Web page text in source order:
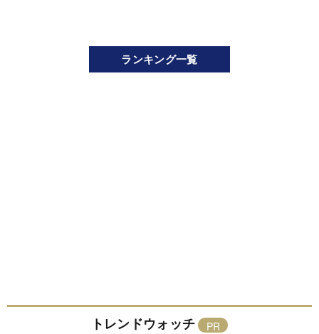
ランキング一覧
トレンドウォッチ